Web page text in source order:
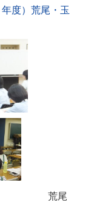
度）荒尾・玉
荒尾